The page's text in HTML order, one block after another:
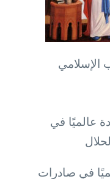
الإسلامي
في صادرات